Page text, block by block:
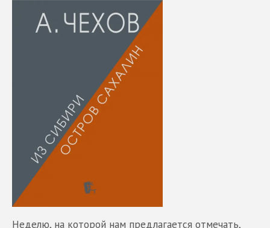
Неделю, на которой нам предлагается отмечать,